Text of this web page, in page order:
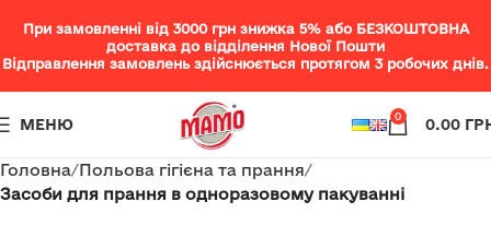
При замовленні від 3000 грн знижка 5% або БЕЗКОШТОВНА
доставка до відділення Нової Пошти
Відправлення замовлень здійснюється протягом 3 робочих днів.
МЕНЮ 0 0.00
Головна Польова гігієна та прання
Засоби для прання в одноразовому пакуванні